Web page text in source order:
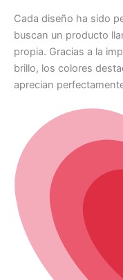
Cada diseño ha sido
buscan un producto
propia. Gracias a la
brillo, los colores
aprecian